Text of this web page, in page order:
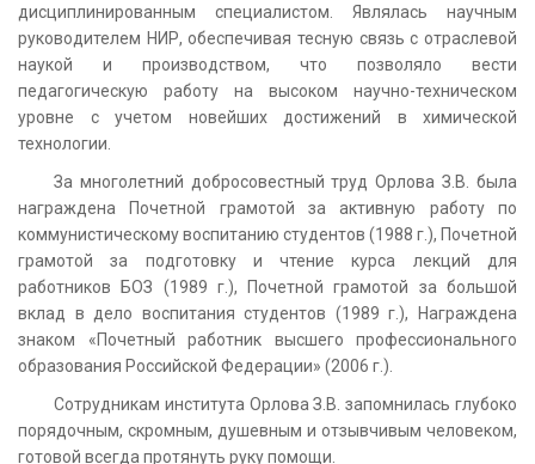
дисциплинированным специалистом. Являлась научным
руководителем НИР, обеспечивая тесную связь с отраслевой
наукой и производством, что позволяло вести
педагогическую работу на высоком научно-техническом
уровне с учетом новейших достижений в химической
технологии.
За многолетний добросовестный труд Орлова З.В. была
награждена Почетной грамотой за активную работу по
коммунистическому воспитанию студентов (1988 г.), Почетной
грамотой за подготовку и чтение курса лекций для
работников БОЗ (1989 г.), Почетной грамотой за большой
вклад в дело воспитания студентов (1989 г.), Награждена
знаком «Почетный работник высшего профессионального
образования Российской Федерации» (2006 г.).
Сотрудникам института Орлова З.В. запомнилась глубоко
порядочным, скромным, душевным и отзывчивым человеком,
готовой всегда протянуть руку помощи.